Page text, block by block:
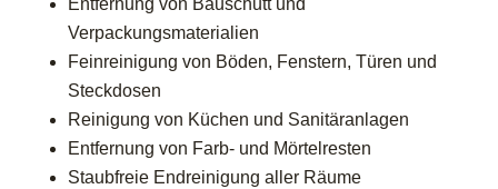
Entfernung von Bauschutt und
Verpackungsmaterialien
Feinreinigung von Böden, Fenstern, Türen und
Steckdosen
Reinigung von Küchen und Sanitäranlagen
Entfernung von Farb- und Mörtelresten
Staubfreie Endreinigung aller Räume